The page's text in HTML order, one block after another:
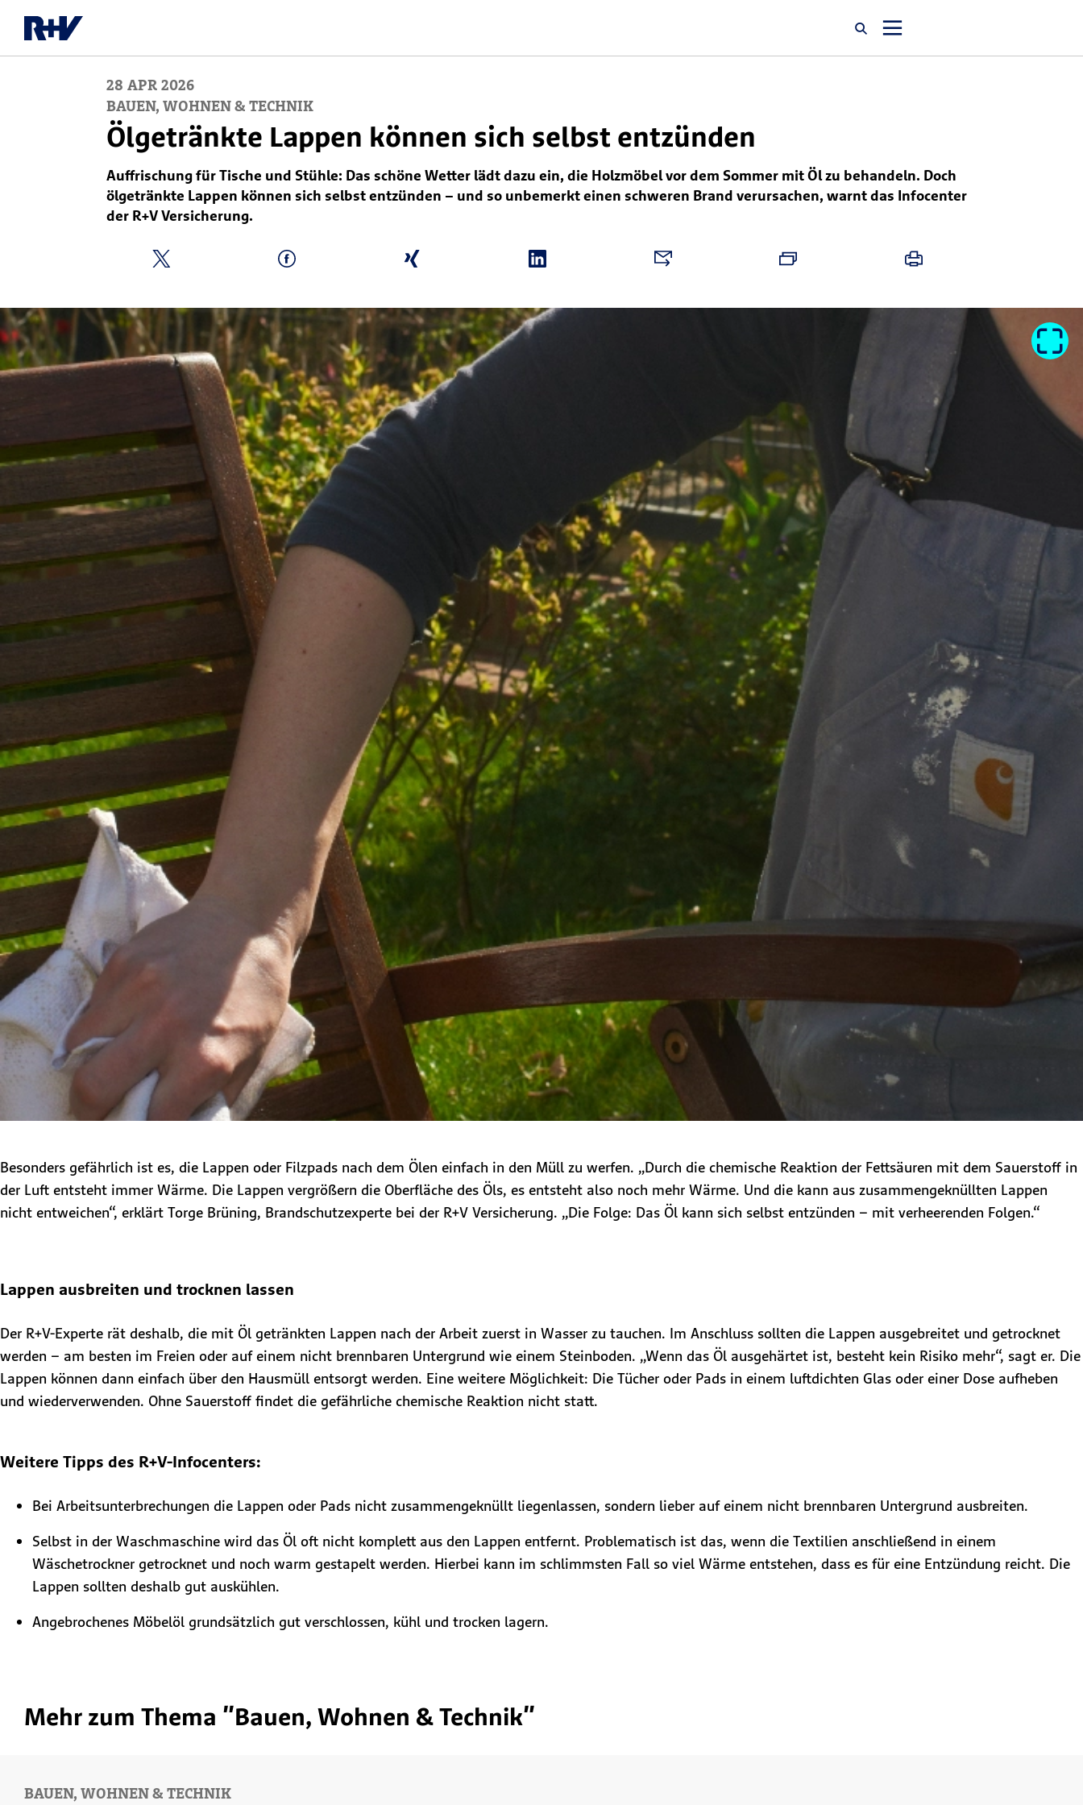
Über uns
28 APR 2026
BAUEN, WOHNEN & TECHNIK
Ölgetränkte Lappen können sich selbst entzünden
Auffrischung für Tische und Stühle: Das schöne Wetter lädt dazu ein, die Holzmöbel vor dem Sommer mit Öl zu behandeln. Doch
ölgetränkte Lappen können sich selbst entzünden – und so unbemerkt einen schweren Brand verursachen, warnt das Infocenter
der R+V Versicherung.
Besonders gefährlich ist es, die Lappen oder Filzpads nach dem Ölen einfach in den Müll zu werfen. „Durch die chemische Reaktion der Fettsäuren mit dem Sauerstoff in
der Luft entsteht immer Wärme. Die Lappen vergrößern die Oberfläche des Öls, es entsteht also noch mehr Wärme. Und die kann aus zusammengeknüllten Lappen
nicht entweichen“, erklärt Torge Brüning, Brandschutzexperte bei der R+V Versicherung. „Die Folge: Das Öl kann sich selbst entzünden – mit verheerenden Folgen.“
Lappen ausbreiten und trocknen lassen
Der R+V-Experte rät deshalb, die mit Öl getränkten Lappen nach der Arbeit zuerst in Wasser zu tauchen. Im Anschluss sollten die Lappen ausgebreitet und getrocknet
werden – am besten im Freien oder auf einem nicht brennbaren Untergrund wie einem Steinboden. „Wenn das Öl ausgehärtet ist, besteht kein Risiko mehr“, sagt er. Die
Lappen können dann einfach über den Hausmüll entsorgt werden. Eine weitere Möglichkeit: Die Tücher oder Pads in einem luftdichten Glas oder einer Dose aufheben
und wiederverwenden. Ohne Sauerstoff findet die gefährliche chemische Reaktion nicht statt.
Weitere Tipps des R+V-Infocenters:
Bei Arbeitsunterbrechungen die Lappen oder Pads nicht zusammengeknüllt liegenlassen, sondern lieber auf einem nicht brennbaren Untergrund ausbreiten.
Selbst in der Waschmaschine wird das Öl oft nicht komplett aus den Lappen entfernt. Problematisch ist das, wenn die Textilien anschließend in einem
Wäschetrockner getrocknet und noch warm gestapelt werden. Hierbei kann im schlimmsten Fall so viel Wärme entstehen, dass es für eine Entzündung reicht. Die
Lappen sollten deshalb gut auskühlen.
Angebrochenes Möbelöl grundsätzlich gut verschlossen, kühl und trocken lagern.
Mehr zum Thema "Bauen, Wohnen & Technik"
BAUEN, WOHNEN & TECHNIK